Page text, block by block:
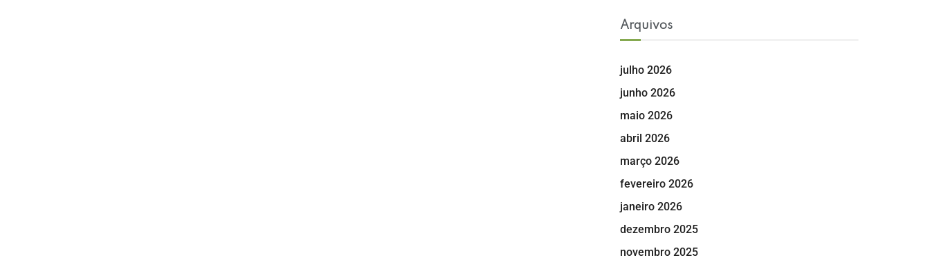
Arquivos
julho 2026
junho 2026
maio 2026
abril 2026
março 2026
fevereiro 2026
janeiro 2026
dezembro 2025
novembro 2025